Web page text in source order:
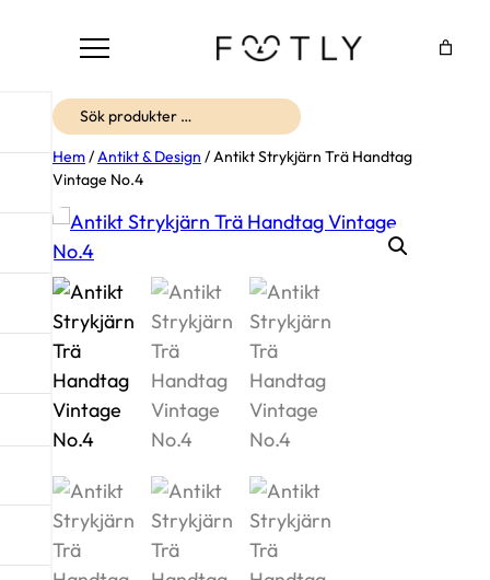
Sök
Hem / Antikt & Design / Antikt Strykjärn Trä Handtag
Vintage No.4